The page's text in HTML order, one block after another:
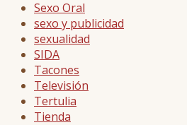
Sexo Oral
sexo y publicidad
sexualidad
SIDA
Tacones
Televisión
Tertulia
Tienda